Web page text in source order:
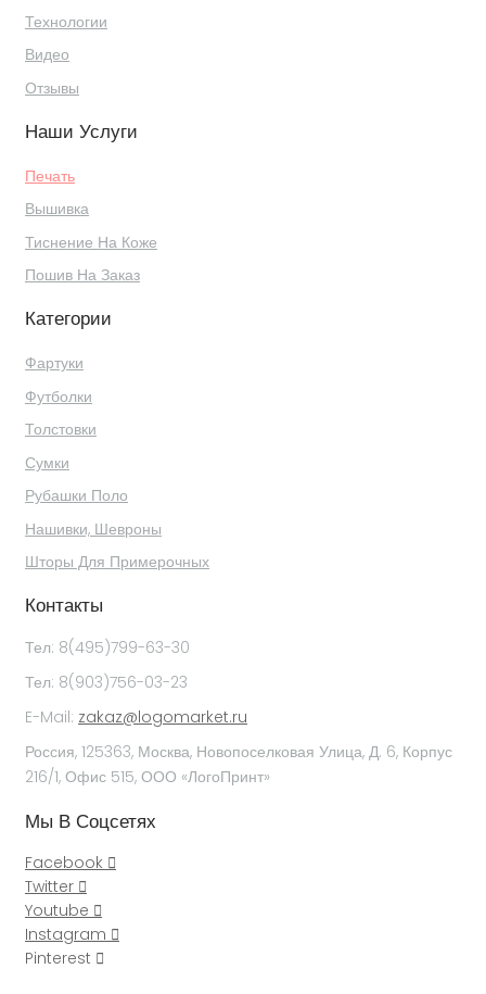
Технологии
Видео
Отзывы
Наши Услуги
Печать
Вышивка
Тиснение На Коже
Пошив На Заказ
Категории
Фартуки
Футболки
Толстовки
Сумки
Рубашки Поло
Нашивки, Шевроны
Шторы Для Примерочных
Контакты
Тел: 8(495)799-63-30
Тел: 8(903)756-03-23
E-Mail: zakaz@logomarket.ru
Россия, 125363, Москва, Новопоселковая Улица, Д. 6, Корпус
216/1, Офис 515, ООО «ЛогоПринт»
Мы В Соцсетях
Facebook
Twitter
Youtube
Instagram
Pinterest